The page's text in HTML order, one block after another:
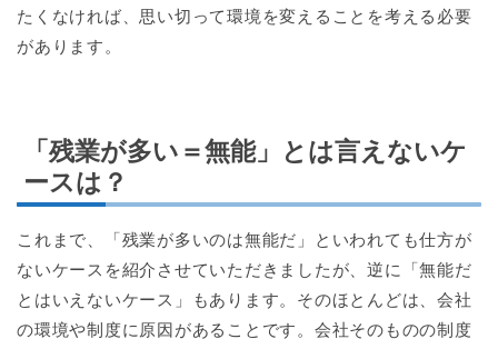
たくなければ、思い切って環境を変えることを考える必要
があります。
「残業が多い＝無能」とは言えないケ
ースは？
これまで、「残業が多いのは無能だ」といわれても仕方が
ないケースを紹介させていただきましたが、逆に「無能だ
とはいえないケース」もあります。そのほとんどは、会社
の環境や制度に原因があることです。会社そのものの制度